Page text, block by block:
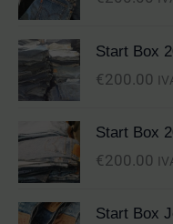
Start Box
€200.00
Start Box
€200.00
Start Box